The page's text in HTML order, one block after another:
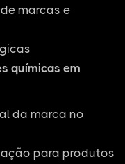
marcas e
químicas em
da marca no
para produtos